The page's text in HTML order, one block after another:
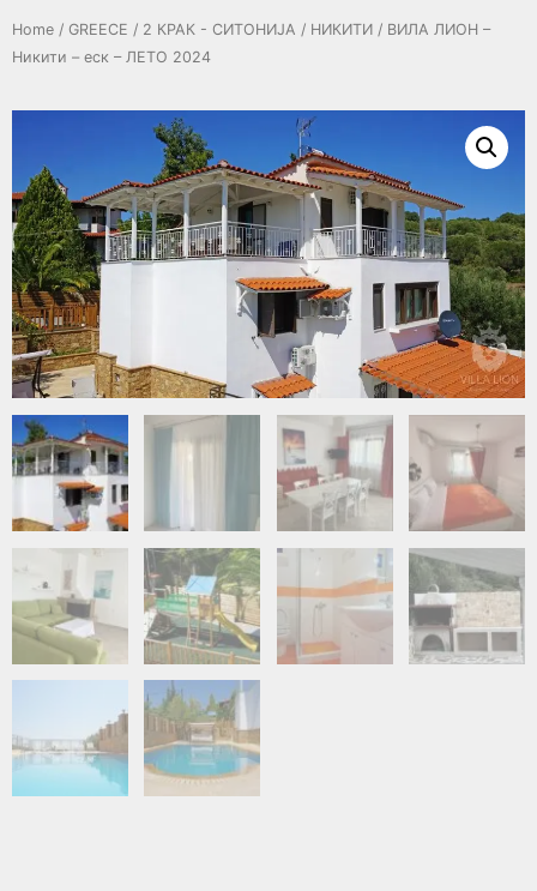
Home / GREECE / 2 КРАК - СИТОНИЈА / НИКИТИ / ВИЛА ЛИОН –
Никити – еск – ЛЕТО 2024